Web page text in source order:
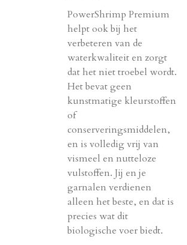
PowerShrimp Premium
helpt ook bij het
verbeteren van de
waterkwaliteit en zorgt
dat het niet troebel wordt.
Het bevat geen
kunstmatige kleurstoffen
of
conserveringsmiddelen,
en is volledig vrij van
vismeel en nutteloze
vulstoffen. Jij en je
garnalen verdienen
alleen het beste, en dat is
precies wat dit
biologische voer biedt.